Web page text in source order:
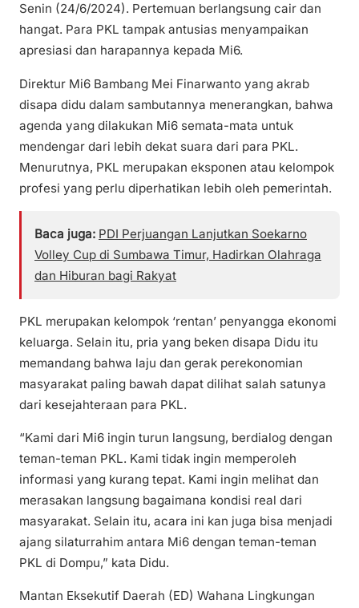
Senin (24/6/2024). Pertemuan berlangsung cair dan
hangat. Para PKL tampak antusias menyampaikan
apresiasi dan harapannya kepada Mi6.
Direktur Mi6 Bambang Mei Finarwanto yang akrab
disapa didu dalam sambutannya menerangkan, bahwa
agenda yang dilakukan Mi6 semata-mata untuk
mendengar dari lebih dekat suara dari para PKL.
Menurutnya, PKL merupakan eksponen atau kelompok
profesi yang perlu diperhatikan lebih oleh pemerintah.
Baca juga: PDI Perjuangan Lanjutkan Soekarno
Volley Cup di Sumbawa Timur, Hadirkan Olahraga
dan Hiburan bagi Rakyat
PKL merupakan kelompok ‘rentan’ penyangga ekonomi
keluarga. Selain itu, pria yang beken disapa Didu itu
memandang bahwa laju dan gerak perekonomian
masyarakat paling bawah dapat dilihat salah satunya
dari kesejahteraan para PKL.
“Kami dari Mi6 ingin turun langsung, berdialog dengan
teman-teman PKL. Kami tidak ingin memperoleh
informasi yang kurang tepat. Kami ingin melihat dan
merasakan langsung bagaimana kondisi real dari
masyarakat. Selain itu, acara ini kan juga bisa menjadi
ajang silaturrahim antara Mi6 dengan teman-teman
PKL di Dompu,” kata Didu.
Mantan Eksekutif Daerah (ED) Wahana Lingkungan